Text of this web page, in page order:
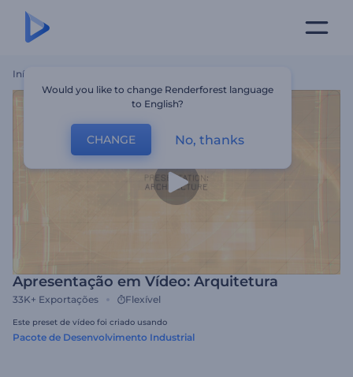
Início
Apresentação em Vídeo: Arquitetura
33K+ Exportações Flexível
Este preset de vídeo foi criado usando
Pacote de Desenvolvimento Industrial
Would you like to change Renderforest language
to English?
CHANGE No, thanks